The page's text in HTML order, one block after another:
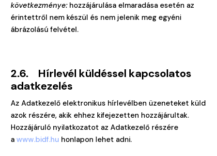
következménye: hozzájárulása elmaradása esetén az
érintettről nem készül és nem jelenik meg egyéni
ábrázolású felvétel.
2.6. Hírlevél küldéssel kapcsolatos
adatkezelés
Az Adatkezelő elektronikus hírlevélben üzeneteket küld
azok részére, akik ehhez kifejezetten hozzájárultak.
Hozzájáruló nyilatkozatot az Adatkezelő részére
awww.bidf.hu honlapon lehet adni.